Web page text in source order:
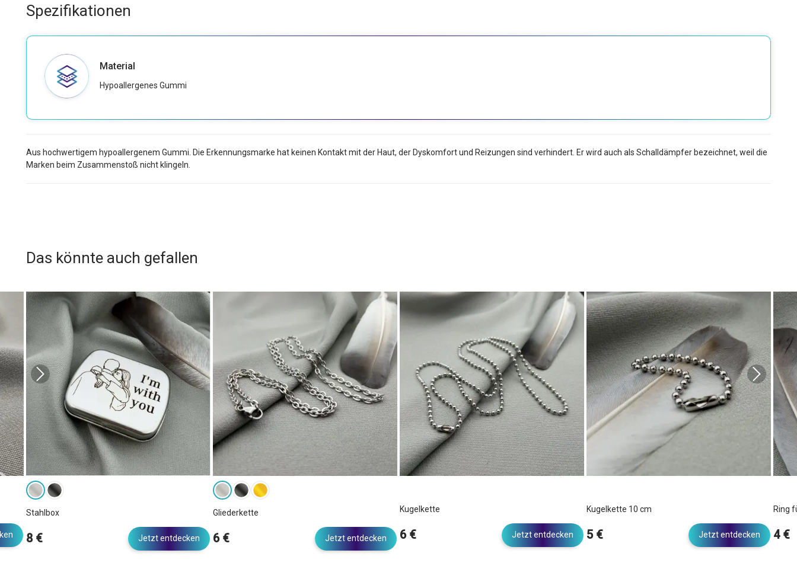
Spezifikationen
Material
Hypoallergenes Gummi
Aus hochwertigem hypoallergenem Gummi. Die Erkennungsmarke hat keinen Kontakt mit der Haut, der Dyskomfort und Reizungen sind verhindert. Er wird auch als Schalldämpfer bezeichnet, weil die
Marken beim Zusammenstoß nicht klingeln.
Das könnte auch gefallen
Stahlbox
8 € Jetzt entdecken
Gliederkette
6 € Jetzt entdecken
Kugelkette
6 € Jetzt entdecken
Kugelkette 10 cm
5 € Jetzt entdecken
Ring
4 €